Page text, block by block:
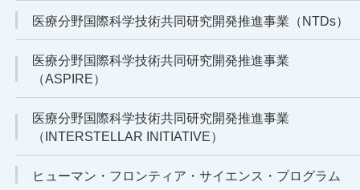
医療分野国際科学技術共同研究開発推進事業（NTDs）
医療分野国際科学技術共同研究開発推進事業
（ASPIRE）
医療分野国際科学技術共同研究開発推進事業
（INTERSTELLAR INITIATIVE）
ヒューマン・フロンティア・サイエンス・プログラム